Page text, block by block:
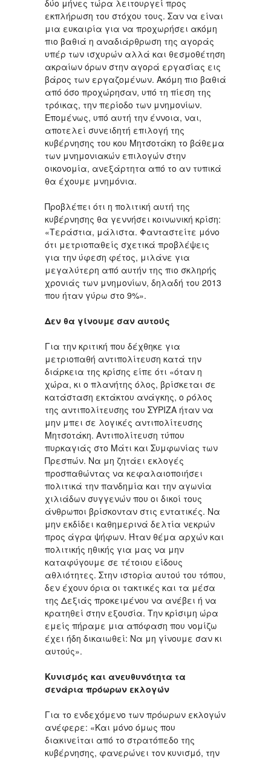
δύο μήνες τώρα λειτουργεί προς
εκπλήρωση του στόχου τους. Σαν να είναι
μια ευκαιρία για να προχωρήσει ακόμη
πιο βαθιά η αναδιάρθρωση της αγοράς
υπέρ των ισχυρών αλλά και θεσμοθέτηση
ακραίων όρων στην αγορά εργασίας εις
βάρος των εργαζομένων. Ακόμη πιο βαθιά
από όσο προχώρησαν, υπό τη πίεση της
τρόικας, την περίοδο των μνημονίων.
Επομένως, υπό αυτή την έννοια, ναι,
αποτελεί συνειδητή επιλογή της
κυβέρνησης του κου Μητσοτάκη το βάθεμα
των μνημονιακών επιλογών στην
οικονομία, ανεξάρτητα από το αν τυπικά
θα έχουμε μνημόνια.
Προβλέπει ότι η πολιτική αυτή της
κυβέρνησης θα γεννήσει κοινωνική κρίση:
«Τεράστια, μάλιστα. Φανταστείτε μόνο
ότι μετριοπαθείς σχετικά προβλέψεις
για την ύφεση φέτος, μιλάνε για
μεγαλύτερη από αυτήν της πιο σκληρής
χρονιάς των μνημονίων, δηλαδή του 2013
που ήταν γύρω στο 9%».
Δεν θα γίνουμε σαν αυτούς
Για την κριτική που δέχθηκε για
μετριοπαθή αντιπολίτευση κατά την
διάρκεια της κρίσης είπε ότι «όταν η
χώρα, κι ο πλανήτης όλος, βρίσκεται σε
κατάσταση εκτάκτου ανάγκης, ο ρόλος
της αντιπολίτευσης του ΣΥΡΙΖΑ ήταν να
μην μπει σε λογικές αντιπολίτευσης
Μητσοτάκη. Αντιπολίτευση τύπου
πυρκαγιάς στο Μάτι και Συμφωνίας των
Πρεσπών. Να μη ζητάει εκλογές
προσπαθώντας να κεφαλαιοποιήσει
πολιτικά την πανδημία και την αγωνία
χιλιάδων συγγενών που οι δικοί τους
άνθρωποι βρίσκονταν στις εντατικές. Να
μην εκδίδει καθημερινά δελτία νεκρών
προς άγρα ψήφων. Ήταν θέμα αρχών και
πολιτικής ηθικής για μας να μην
καταφύγουμε σε τέτοιου είδους
αθλιότητες. Στην ιστορία αυτού του τόπου,
δεν έχουν όρια οι τακτικές και τα μέσα
της Δεξιάς προκειμένου να ανέβει ή να
κρατηθεί στην εξουσία. Την κρίσιμη ώρα
εμείς πήραμε μια απόφαση που νομίζω
έχει ήδη δικαιωθεί: Να μη γίνουμε σαν κι
αυτούς».
Κυνισμός και ανευθυνότητα τα
σενάρια πρόωρων εκλογών
Για το ενδεχόμενο των πρόωρων εκλογών
ανέφερε: «Και μόνο όμως που
διακινείται από το στρατόπεδο της
κυβέρνησης, φανερώνει τον κυνισμό, την